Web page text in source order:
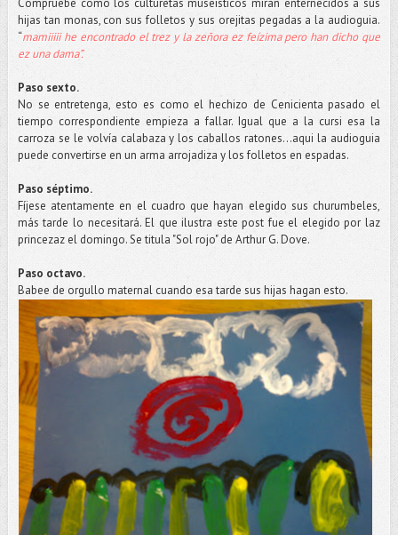
Compruebe como los culturetas museísticos miran enternecidos a sus
hijas tan monas, con sus folletos y sus orejitas pegadas a la audioguia.
“mamiiiii he encontrado el trez y la zeñora ez feízima pero han dicho que
ez una dama”.
Paso sexto.
No se entretenga, esto es como el hechizo de Cenicienta pasado el
tiempo correspondiente empieza a fallar. Igual que a la cursi esa la
carroza se le volvía calabaza y los caballos ratones...aqui la audioguia
puede convertirse en un arma arrojadiza y los folletos en espadas.
Paso séptimo.
Fíjese atentamente en el cuadro que hayan elegido sus churumbeles,
más tarde lo necesitará. El que ilustra este post fue el elegido por laz
princezaz el domingo. Se titula "Sol rojo" de Arthur G. Dove.
Paso octavo.
Babee de orgullo maternal cuando esa tarde sus hijas hagan esto.